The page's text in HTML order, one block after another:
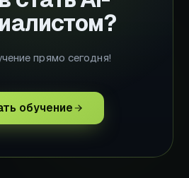
прямо сегодня!
обучение